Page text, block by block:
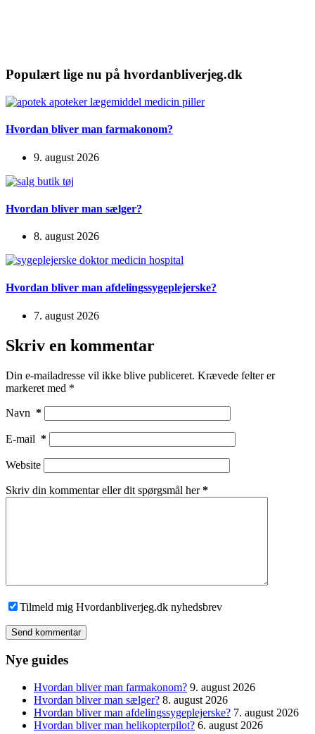
Populært lige nu på hvordanbliverjeg.dk
Hvordan bliver man farmakonom?
9. august 2026
Hvordan bliver man sælger?
8. august 2026
Hvordan bliver man afdelingssygeplejerske?
7. august 2026
Skriv en kommentar
Din e-mailadresse vil ikke blive publiceret. Krævede felter er
markeret med *
Navn *
E-mail *
Website
Skriv din kommentar eller dit spørgsmål her*
Tilmeld mig Hvordanbliverjeg.dk nyhedsbrev
Send kommentar
Nye guides
Hvordan bliver man farmakonom? 9. august 2026
Hvordan bliver man sælger? 8. august 2026
Hvordan bliver man afdelingssygeplejerske? 7. august 2026
Hvordan bliver man helikopterpilot? 6. august 2026